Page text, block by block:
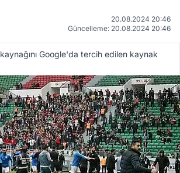
20.08.2024 20:46
Güncelleme: 20.08.2024 20:46
kaynağını Google'da tercih edilen kaynak